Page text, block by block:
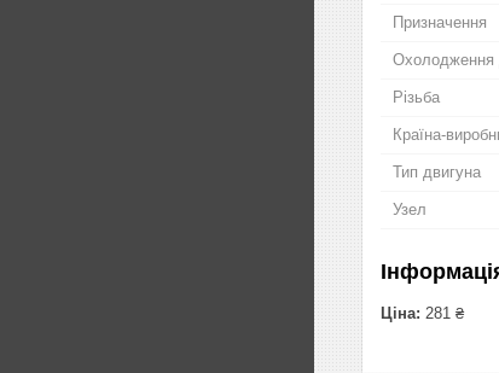
Призначення
Охолодження
Різьба
Країна-
Тип двигуна
Узел
Ціна: 281 ₴